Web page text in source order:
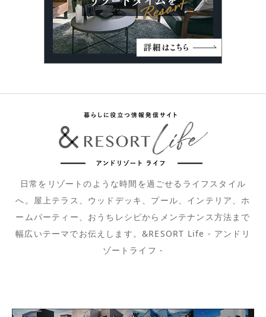
日常をリゾートのような時間を過ごせるライフスタイル
へ。屋上テラス、ウッドデッキ、プール、インテリア、ホ
ームパーティー、おうちレシピからメンテナンス方法まで
幅広いテーマでお伝えします。&RESORT Life - アンドリ
ゾートライフ -